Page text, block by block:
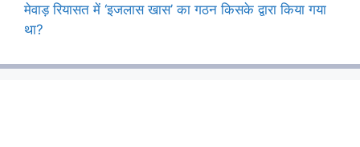
मेवाड़ रियासत में ‘इजलास खास’ का गठन किसके द्वारा किया गया
था?